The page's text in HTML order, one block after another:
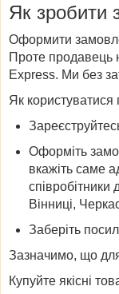
Як зробити
Оформити
Проте продавець
Express. Ми без
Як користуватися
Оформіть
вкажіть саме
співробітники
Вінниці,
Заберіть
Зазначимо, що
Купуйте якісні